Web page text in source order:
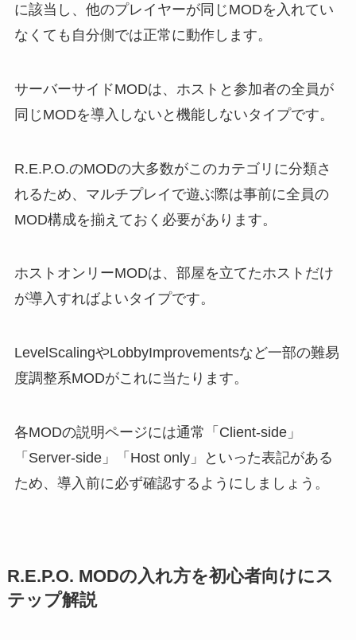
に該当し、他のプレイヤーが同じMODを入れてい
なくても自分側では正常に動作します。
サーバーサイドMODは、ホストと参加者の全員が
同じMODを導入しないと機能しないタイプです。
R.E.P.O.のMODの大多数がこのカテゴリに分類さ
れるため、マルチプレイで遊ぶ際は事前に全員の
MOD構成を揃えておく必要があります。
ホストオンリーMODは、部屋を立てたホストだけ
が導入すればよいタイプです。
LevelScalingやLobbyImprovementsなど一部の難易
度調整系MODがこれに当たります。
各MODの説明ページには通常「Client-side」
「Server-side」「Host only」といった表記がある
ため、導入前に必ず確認するようにしましょう。
R.E.P.O. MODの入れ方を初心者向けにス
テップ解説